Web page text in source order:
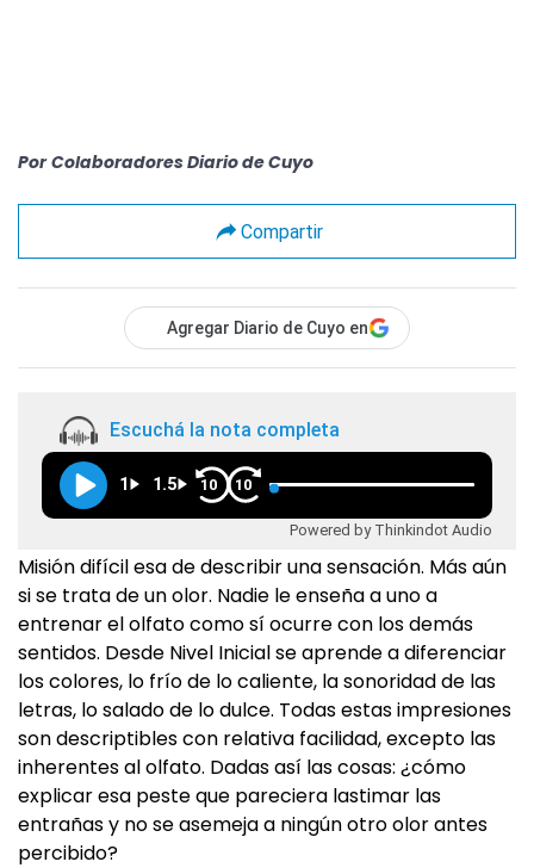
Por Colaboradores Diario de Cuyo
Compartir
Agregar Diario de Cuyo en
Escuchá la nota completa
1 1.5 10 10
Powered by Thinkindot Audio
Misión difícil esa de describir una sensación. Más aún
si se trata de un olor. Nadie le enseña a uno a
entrenar el olfato como sí ocurre con los demás
sentidos. Desde Nivel Inicial se aprende a diferenciar
los colores, lo frío de lo caliente, la sonoridad de las
letras, lo salado de lo dulce. Todas estas impresiones
son descriptibles con relativa facilidad, excepto las
inherentes al olfato. Dadas así las cosas: ¿cómo
explicar esa peste que pareciera lastimar las
entrañas y no se asemeja a ningún otro olor antes
percibido?